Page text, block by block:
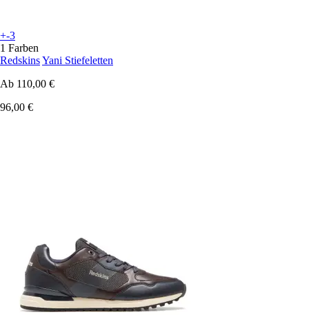
+-3
1 Farben
RedskinsYani Stiefeletten
Ab 110,00 €
96,00 €